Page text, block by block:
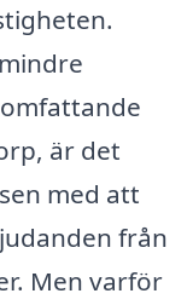
är det
med att
från
Men varför